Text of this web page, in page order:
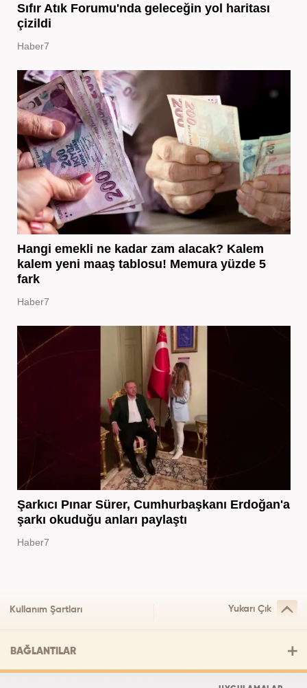
Sıfır Atık Forumu'nda geleceğin yol haritası
çizildi
Haber7
Hangi emekli ne kadar zam alacak? Kalem
kalem yeni maaş tablosu! Memura yüzde 5
fark
Haber7
Şarkıcı Pınar Sürer, Cumhurbaşkanı Erdoğan'a
şarkı okuduğu anları paylaştı
Haber7
Kullanım Şartları Yukarı Çık
BAĞLANTILAR